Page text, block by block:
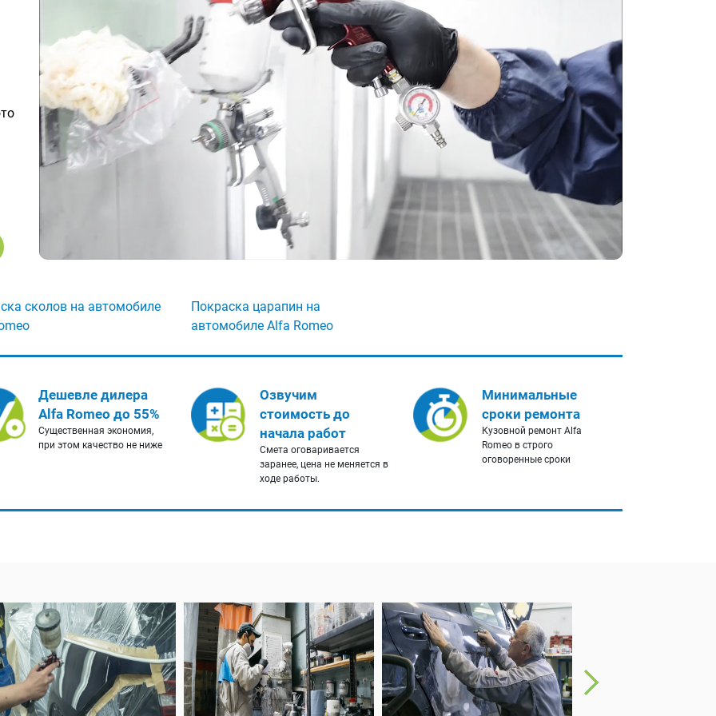
сколов на автомобиле
Покраска царапин на
автомобиле Alfa Romeo
Дешевле дилера
Alfa Romeo до 55%
Существенная экономия,
при этом качество не ниже
Озвучим
стоимость до
начала работ
Смета оговаривается
заранее, цена не меняется в
ходе работы.
Минимальные
сроки ремонта
Кузовной ремонт Alfa
Romeo в строго
оговоренные сроки